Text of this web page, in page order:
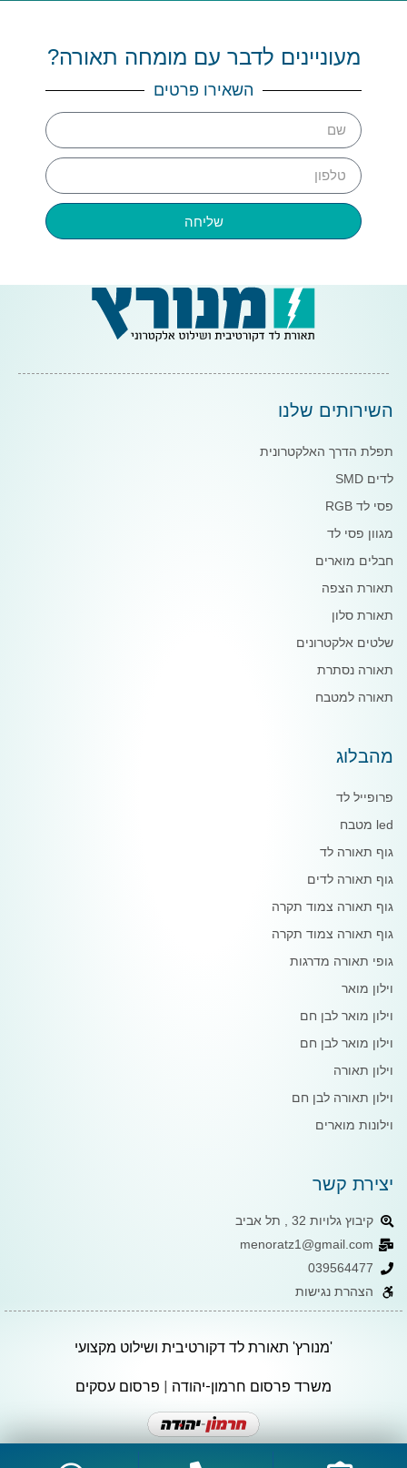
מעוניינים לדבר עם מומחה תאורה?
השאירו פרטים
שליחה
השירותים שלנו
תפלת הדרך האלקטרונית
לדים SMD
פסי לד RGB
מגוון פסי לד
חבלים מוארים
תאורת הצפה
תאורת סלון
שלטים אלקטרונים
תאורה נסתרת
תאורה למטבח
מהבלוג
פרופייל לד
led מטבח
גוף תאורה לד
גוף תאורה לדים
גוף תאורה צמוד תקרה
גוף תאורה צמוד תקרה
גופי תאורה מדרגות
וילון מואר
וילון מואר לבן חם
וילון מואר לבן חם
וילון תאורה
וילון תאורה לבן חם
וילונות מוארים
יצירת קשר
קיבוץ גלויות 32 , תל אביב
menoratz1@gmail.com
039564477
הצהרת נגישות
'מנורץ' תאורת לד דקורטיבית ושילוט מקצועי
משרד פרסום חרמון-יהודה פרסום עסקים